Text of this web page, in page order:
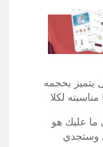
يتميز بحجمه
لكلا
ما عليك هو
وستجدي